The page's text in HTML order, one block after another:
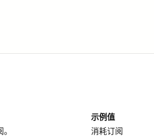
示例值
消耗订阅